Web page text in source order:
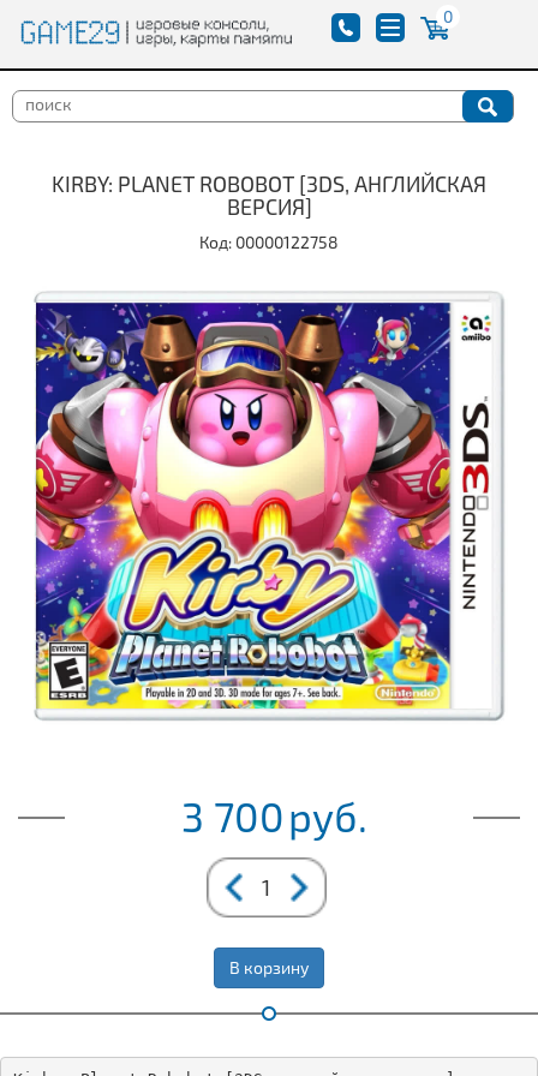
0
KIRBY: PLANET ROBOBOT [3DS, АНГЛИЙСКАЯ
ВЕРСИЯ]
Код: 00000122758
3 700руб.
В корзину